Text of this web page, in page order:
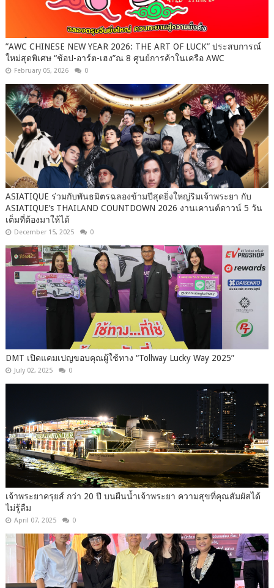
”AWC CHINESE NEW YEAR 2026: THE ART OF LUCK” ประสบการณ์
ใหม่สุดพิเศษ “ช้อป-อาร์ต-เฮง”ณ 8 ศูนย์การค้าในเครือ AWC
February 05, 2026 0
ASIATIQUE ร่วมกับพันธมิตรฉลองข้ามปีสุดยิ่งใหญ่ริมเจ้าพระยา กับ
ASIATIQUE’s THAILAND COUNTDOWN 2026 งานเคานต์ดาวน์ 5 วัน
เต็มที่ต้องมาให้ได้
December 15, 2025 0
DMT เปิดแคมเปญขอบคุณผู้ใช้ทาง “Tollway Lucky Way 2025”
July 02, 2025 0
เจ้าพระยาครุยส์ กว่า 20 ปี บนผืนน้ำเจ้าพระยา ความสุขที่คุณสัมผัสได้
ไม่รู้ลืม
April 07, 2025 0